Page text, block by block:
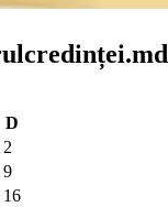
D
2
9
16